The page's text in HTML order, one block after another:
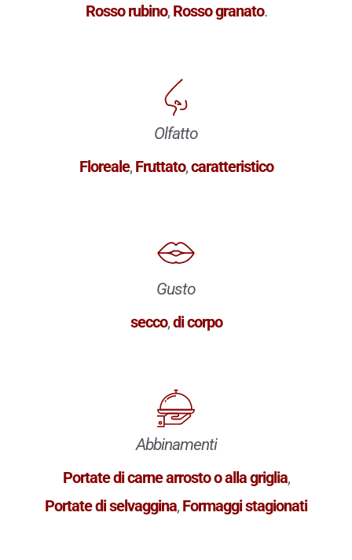
Rosso rubino, Rosso granato.
Olfatto
Floreale, Fruttato,caratteristico
Gusto
secco,di corpo
Abbinamenti
Portate di carne arrosto o alla griglia,
Portate di selvaggina, Formaggi stagionati